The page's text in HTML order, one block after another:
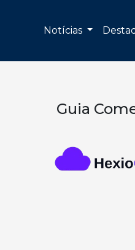
Notícias
Guia